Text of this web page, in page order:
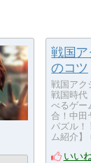
戦国
のコツ
戦国アク
戦国時代
べるゲー
合！中田
パズル！
ム紹介
いい